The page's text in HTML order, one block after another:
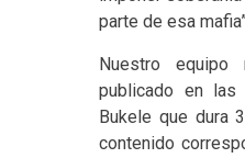
parte de esa
Nuestro
publicado en las
Bukele que dura
contenido